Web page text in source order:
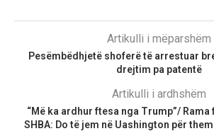
Artikulli i mëparshëm
Pesëmbëdhjetë shoferë të arrestuar
drejtim pa patentë
Artikulli i ardhshëm
“Më ka ardhur ftesa nga Trump”/ Rama
SHBA: Do të jem në Uashington për